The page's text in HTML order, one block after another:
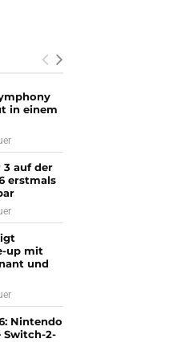
in einem
3 auf der
erstmals
up mit
und
Nintendo
Switch-2-